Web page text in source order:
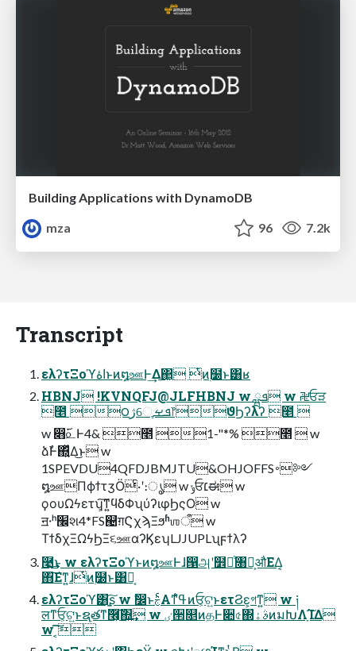
Building Applications with DynamoDB
mza
96 7.2k
Transcript
ελʔτΞοϓاۀͱͷ໘ஊͰ͢Δ΂͖ ͭͷ࣭໰ͱ͸ʁ
HBNJ !KVNQFJ@JLFHBNJ w ܦྺ w ࿘ਓੜ
೥ ౦ژେֶܦࡁֶ෦ϑϦʔλʔ ೥ 
w ෋࢜௨Ͱ4& ೥ 1-"*% ೥  w
ձࣾͰ΍͍ͬͯΔ͜ͱ w
1SPEVDU4QFDJBMJTU&OHJOFFS࠾༻
໘ஊΠϕϯτӡӦͨ·ʹ։ൃ w ݸਓ׆ಈ w
ϙουΩϟετʮ͕͠ͳ͍ϥδΦʯύʔιφϦςΟ w
ॻ੶ʰ׬શ4*FS୤ग़ϚχϡΞϧʱஶऀ w
ΤϯδχΞΩϟϦΞ૬ஊαʔϏεʮLJJUPLʯϝϯλʔ
࿩͢͜ͱ w ελʔτΞοϓͱͷ໘ஊͰɺ൑அʹ໾ཱͭ৘ใ͕औΕΔ͔
΋͠Εͳ͍ɺͭͷ࣭໰ͱ͸Կ͔
ελʔτΞοϓ͸ָ͍͠ʂ w ࣗ෼ͱࣅͨΑ͏ͳߟ͑ํͷਓ͕ଟ͍ͱετϨε͕গͳ͍ w ༏
लͳਓ͕ଟ͍ͱຊ࣭తͳٞ࿦͕͠΍͍͢ w ٸ੒௕ͷதͰ૊৫΍ࣄۀͷมԽΛָ͠ΊΔ
w ͔͠͠